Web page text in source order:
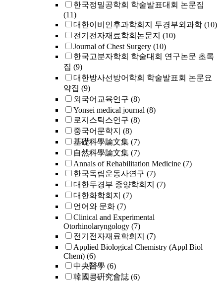
한국정밀공학회 학술발표대회 논문집
(11)
대한이비인후과학회지 두경부외과학 (10)
전기전자재료학회논문지 (10)
Journal of Chest Surgery (10)
한국고분자학회 학술대회 연구논문 초록
집 (9)
대한방사선방어학회 학술발표회 논문요
약집 (9)
외국어교육연구 (8)
Yonsei medical journal (8)
로지스틱스연구 (8)
중국어문학지 (8)
基礎科學論文集 (7)
自然科學論文集 (7)
Annals of Rehabilitation Medicine (7)
한국독립운동사연구 (7)
대한두경부 종양학회지 (7)
대한화학회지 (7)
언어와 문화 (7)
Clinical and Experimental
Otorhinolaryngology (7)
전기전자재료학회지 (7)
Applied Biological Chemistry (Appl Biol
Chem) (6)
中央醫學 (6)
韓國콩硏究會誌 (6)